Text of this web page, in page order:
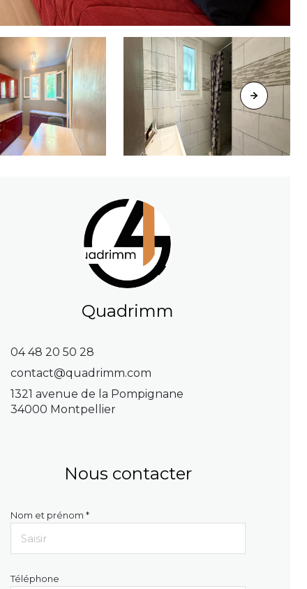
Quadrimm
04 48 20 50 28
contact@quadrimm.com
1321 avenue de la Pompignane
34000 Montpellier
Nous contacter
Nom et prénom *
Téléphone